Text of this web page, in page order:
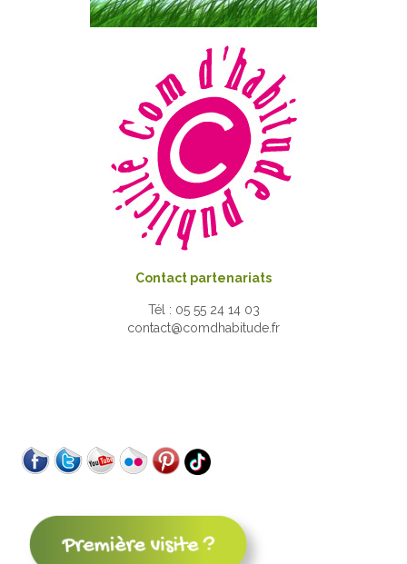
Contact partenariats
Tél : 05 55 24 14 03
contact@comdhabitude.fr